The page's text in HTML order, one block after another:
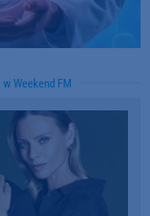
w Weekend FM